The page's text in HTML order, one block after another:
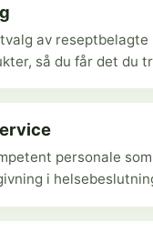
av reseptbelagte
så du får det du
personale
i